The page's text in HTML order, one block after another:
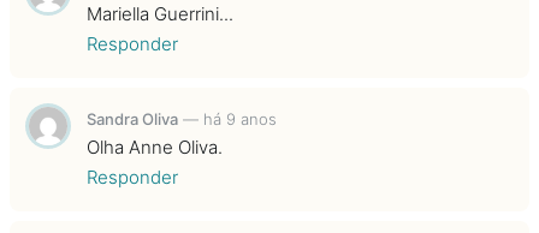
Mariella Guerrini...
Responder
Sandra Oliva — há 9 anos
Olha Anne Oliva.
Responder